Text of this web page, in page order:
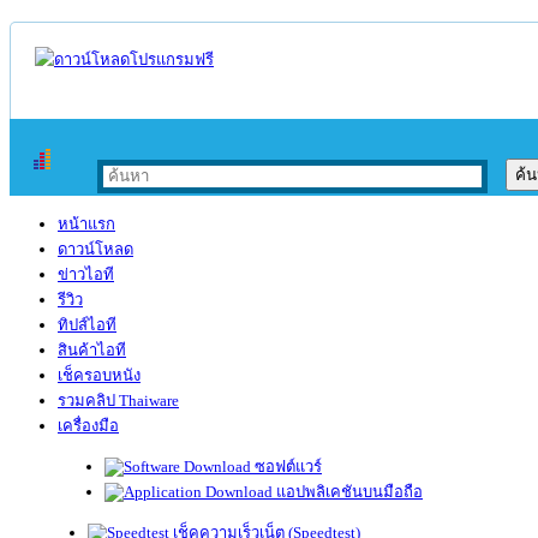
หน้าแรก
ดาวน์โหลด
ข่าวไอที
รีวิว
ทิปส์ไอที
สินค้าไอที
เช็ครอบหนัง
รวมคลิป Thaiware
เครื่องมือ
ซอฟต์แวร์
แอปพลิเคชันบนมือถือ
เช็คความเร็วเน็ต (Speedtest)